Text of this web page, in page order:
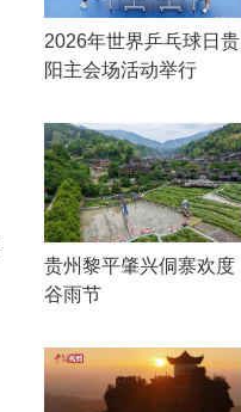
2026年世界乒乓球日贵
阳主会场活动举行
贵州黎平肇兴侗寨欢度
谷雨节